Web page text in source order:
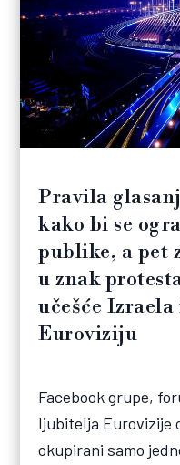
Pravila
kako bi se
publike, a pet
u znak
učešće
Euroviziju
Facebook grupe,
ljubitelja Eurovizije
okupirani samo